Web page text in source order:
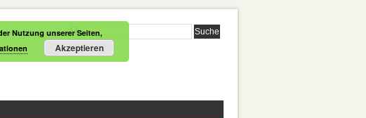
Nutzung unserer Seiten,
Akzeptieren